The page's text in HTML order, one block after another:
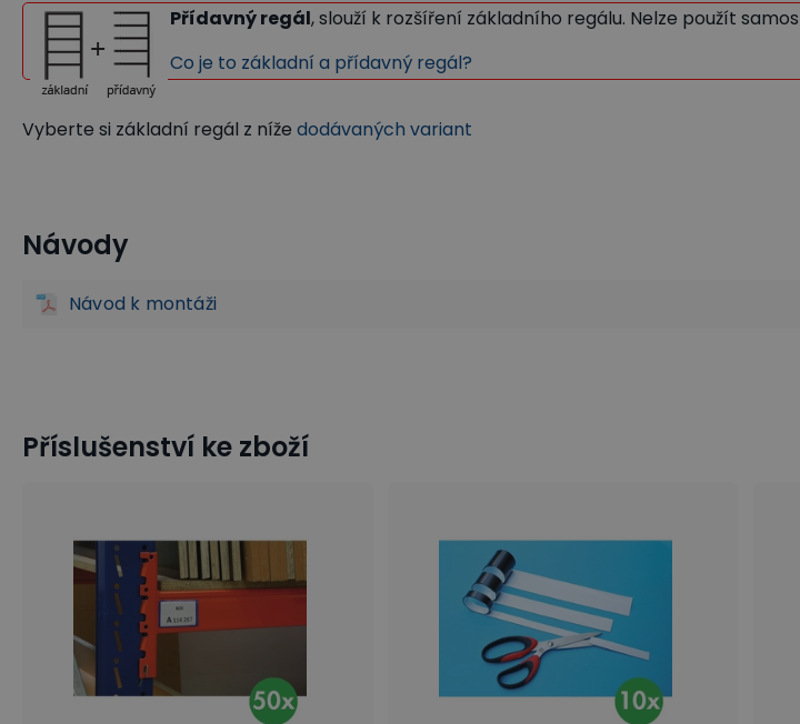
Přídavný regál, slouží k rozšíření základního regálu. Nelze použít
Co je to základní a přídavný regál?
Vyberte si základní regál z níže dodávaných variant
Bezšroubové kovové regály
Návody
Návod k montáži
Příslušenství ke zboží